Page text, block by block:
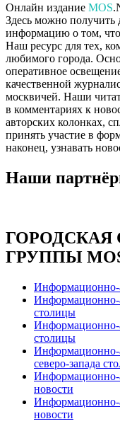
Онлайн издание MOS
Здесь можно
информацию о том,
Наш ресурс для тех,
любимого города.
оперативное
качественной
москвичей. Наши
в комментариях к
авторских колонках,
принять участие в
наконец, узнавать
Наши
ГОРОДСКАЯ
ГРУППЫ
Информационно-
Информационно-
столицы
Информационно-
столицы
Информационно-
северо-запада
Информационно-
новости
Информационно-
новости